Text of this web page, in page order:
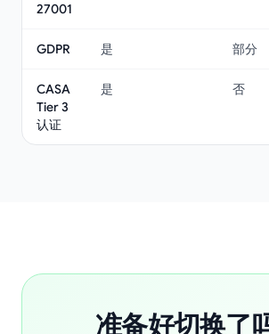
27001
GDPR 是 部分
CASA
Tier 3
认证
是 否
准备好切换了